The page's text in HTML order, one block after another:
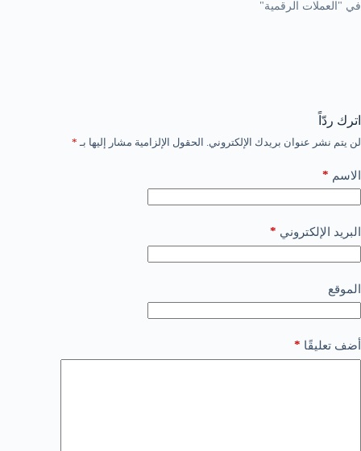
في "العملات الرقمية"
اترك ردّاً
لن يتم نشر عنوان بريدك الإلكتروني. الحقول الإلزامية مشار إليها بـ *
الاسم *
البريد الإلكتروني *
الموقع
أضف تعليقًا *